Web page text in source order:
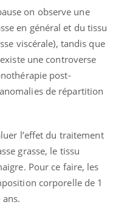
on observe une
en général et du tissu
viscérale), tandis que
une controverse
post-
de répartition
l’effet du traitement
grasse, le tissu
Pour ce faire, les
corporelle de 1